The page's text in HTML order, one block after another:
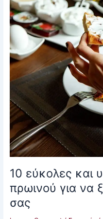
10 εύκολες και
πρωινού για να
σας
τη
μέρα
σας